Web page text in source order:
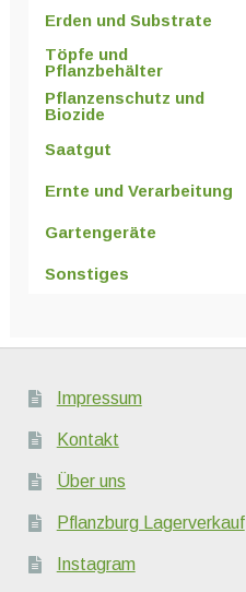
Erden und Substrate
Töpfe und
Pflanzbehälter
Pflanzenschutz und
Biozide
Saatgut
Ernte und Verarbeitung
Gartengeräte
Sonstiges
Impressum
Kontakt
Über uns
Pflanzburg Lagerverkauf
Instagram